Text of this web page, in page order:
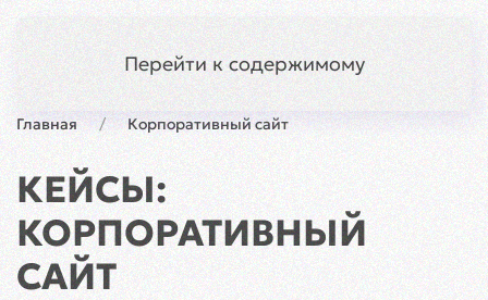
Перейти к содержимому
Главная Корпоративный сайт
КЕЙСЫ:
КОРПОРАТИВНЫЙ
САЙТ